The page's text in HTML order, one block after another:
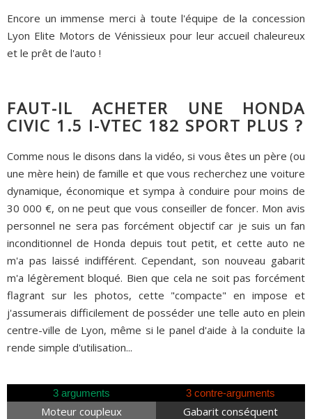
Encore un immense merci à toute l'équipe de la concession
Lyon Elite Motors de Vénissieux pour leur accueil chaleureux
et le prêt de l'auto !
FAUT-IL ACHETER UNE HONDA
CIVIC 1.5 I-VTEC 182 SPORT PLUS ?
Comme nous le disons dans la vidéo, si vous êtes un père (ou
une mère hein) de famille et que vous recherchez une voiture
dynamique, économique et sympa à conduire pour moins de
30 000 €, on ne peut que vous conseiller de foncer. Mon avis
personnel ne sera pas forcément objectif car je suis un fan
inconditionnel de Honda depuis tout petit, et cette auto ne
m'a pas laissé indifférent. Cependant, son nouveau gabarit
m'a légèrement bloqué. Bien que cela ne soit pas forcément
flagrant sur les photos, cette "compacte" en impose et
j'assumerais difficilement de posséder une telle auto en plein
centre-ville de Lyon, même si le panel d'aide à la conduite la
rende simple d'utilisation...
3 arguments 3 contre-arguments
Moteur coupleux
Gabarit conséquent